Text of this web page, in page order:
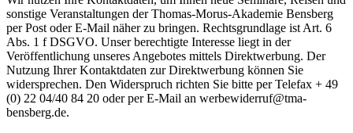
sonstige Veranstaltungen der Thomas-Morus-Akademie Bensberg
per Post oder E-Mail näher zu bringen. Rechtsgrundlage ist Art. 6
Abs. 1 f DSGVO. Unser berechtigte Interesse liegt in der
Veröffentlichung unseres Angebotes mittels Direktwerbung. Der
Nutzung Ihrer Kontaktdaten zur Direktwerbung können Sie
widersprechen. Den Widerspruch richten Sie bitte per Telefax + 49
(0) 22 04/40 84 20 oder per E-Mail an werbewiderruf@tma-
bensberg.de.